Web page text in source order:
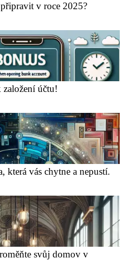
v roce 2025?
účtu!
která vás chytne a nepustí.
svůj domov v